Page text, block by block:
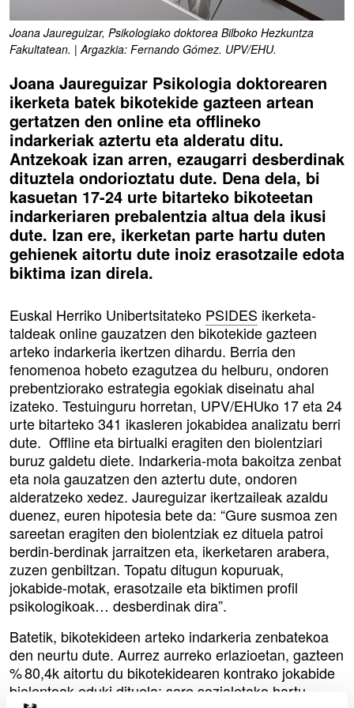
Joana Jaureguizar, Psikologiako doktorea Bilboko Hezkuntza
Fakultatean. | Argazkia: Fernando Gómez. UPV/EHU.
Joana Jaureguizar Psikologia doktorearen
ikerketa batek bikotekide gazteen artean
gertatzen den online eta offlineko
indarkeriak aztertu eta alderatu ditu.
Antzekoak izan arren, ezaugarri desberdinak
dituztela ondorioztatu dute. Dena dela, bi
kasuetan 17-24 urte bitarteko bikoteetan
indarkeriaren prebalentzia altua dela ikusi
dute. Izan ere, ikerketan parte hartu duten
gehienek aitortu dute inoiz erasotzaile edota
biktima izan direla.
Euskal Herriko Unibertsitateko PSIDES ikerketa-
taldeak online gauzatzen den bikotekide gazteen
arteko indarkeria ikertzen dihardu. Berria den
fenomenoa hobeto ezagutzea du helburu, ondoren
prebentziorako estrategia egokiak diseinatu ahal
izateko. Testuinguru horretan, UPV/EHUko 17 eta 24
urte bitarteko 341 ikasleren jokabidea analizatu berri
dute. Offline eta birtualki eragiten den biolentziari
buruz galdetu diete. Indarkeria-mota bakoitza zenbat
eta nola gauzatzen den aztertu dute, ondoren
alderatzeko xedez. Jaureguizar ikertzaileak azaldu
duenez, euren hipotesia bete da: “Gure susmoa zen
sareetan eragiten den biolentziak ez dituela patroi
berdin-berdinak jarraitzen eta, ikerketaren arabera,
zuzen genbiltzan. Topatu ditugun kopuruak,
jokabide-motak, erasotzaile eta biktimen profil
psikologikoak… desberdinak dira”.
Batetik, bikotekideen arteko indarkeria zenbatekoa
den neurtu dute. Aurrez aurreko erlazioetan, gazteen
% 80,4k aitortu du bikotekidearen kontrako jokabide
biolentoak eduki dituela; sare sozialetako hartu-